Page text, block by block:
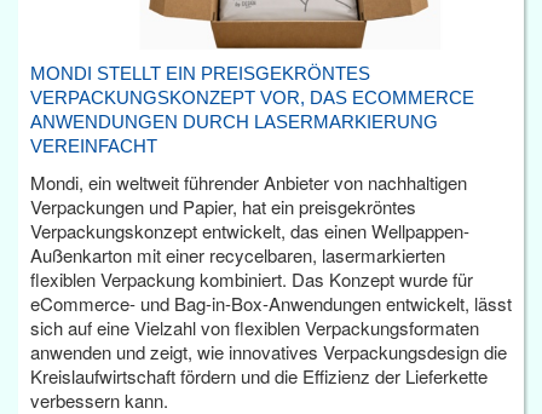
MONDI STELLT EIN PREISGEKRÖNTES
VERPACKUNGSKONZEPT VOR, DAS ECOMMERCE
ANWENDUNGEN DURCH LASERMARKIERUNG
VEREINFACHT
Mondi, ein weltweit führender Anbieter von nachhaltigen
Verpackungen und Papier, hat ein preisgekröntes
Verpackungskonzept entwickelt, das einen Wellpappen-
Außenkarton mit einer recycelbaren, lasermarkierten
flexiblen Verpackung kombiniert. Das Konzept wurde für
eCommerce- und Bag-in-Box-Anwendungen entwickelt, lässt
sich auf eine Vielzahl von flexiblen Verpackungsformaten
anwenden und zeigt, wie innovatives Verpackungsdesign die
Kreislaufwirtschaft fördern und die Effizienz der Lieferkette
verbessern kann.